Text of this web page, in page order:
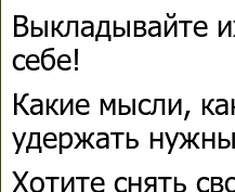
Выкладывайте
себе!
Какие мысли,
удержать
Хотите снять